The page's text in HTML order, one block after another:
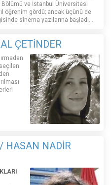
ve İstanbul Üniversitesi
öğrenim gördü; ancak üçünü de
sinema yazılarına başladı...
ÇETİNDER
HASAN NADİR